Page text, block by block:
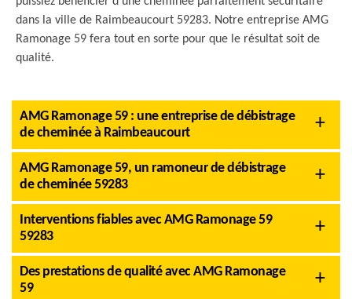
dans la ville de Raimbeaucourt 59283. Notre entreprise AMG
Ramonage 59 fera tout en sorte pour que le résultat soit de
qualité.
AMG Ramonage 59 : une entreprise de débistrage
de cheminée à Raimbeaucourt
AMG Ramonage 59, un ramoneur de débistrage
de cheminée 59283
Interventions fiables avec AMG Ramonage 59
59283
Des prestations de qualité avec AMG Ramonage
59